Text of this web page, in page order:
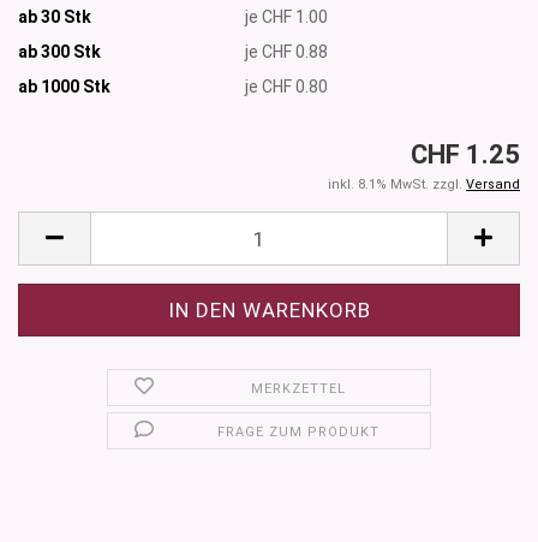
ab 30 Stk
je CHF 1.00
ab 300 Stk
je CHF 0.88
ab 1000 Stk je CHF 0.80
CHF 1.25
inkl. 8.1% MwSt. zzgl. Versand
MERKZETTEL
FRAGE ZUM PRODUKT